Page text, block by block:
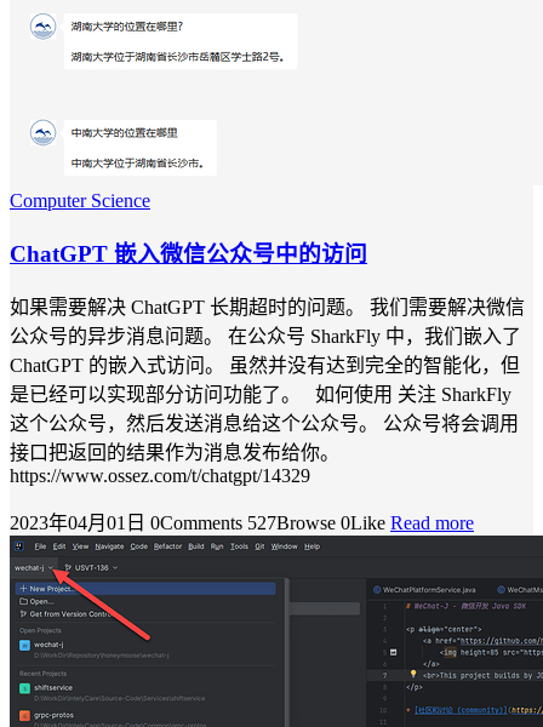
Computer Science
ChatGPT 嵌入微信公众号中的访问
如果需要解决 ChatGPT 长期超时的问题。 我们需要解决微信
公众号的异步消息问题。 在公众号 SharkFly 中，我们嵌入了
ChatGPT 的嵌入式访问。 虽然并没有达到完全的智能化，但
是已经可以实现部分访问功能了。 如何使用 关注 SharkFly
这个公众号，然后发送消息给这个公众号。 公众号将会调用
接口把返回的结果作为消息发布给你。
https://www.ossez.com/t/chatgpt/14329
2023年04月01日 0Comments 527Browse 0Like Read more